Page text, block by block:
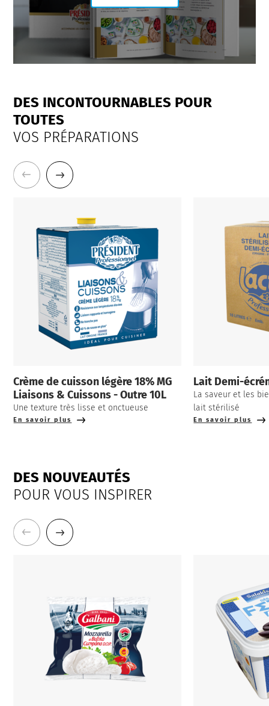
DES INCONTOURNABLES POUR
TOUTES
VOS PRÉPARATIONS
Crème de cuisson légère 18% MG
Liaisons & Cuissons - Outre 10L
Une texture très lisse et onctueuse
En savoir plus
Lait Demi-
La saveur et les
lait stérilisé
En savoir plus
DES NOUVEAUTÉS
POUR VOUS INSPIRER